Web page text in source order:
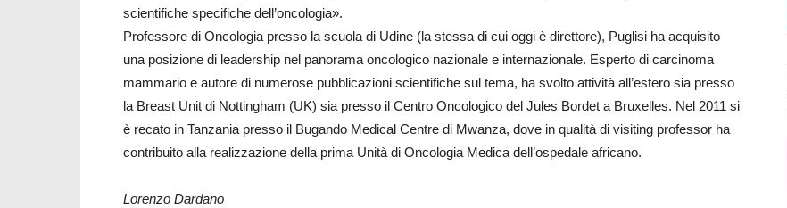
scientifiche specifiche dell’oncologia».
Professore di Oncologia presso la scuola di Udine (la stessa di cui oggi è direttore), Puglisi ha acquisito
una posizione di leadership nel panorama oncologico nazionale e internazionale. Esperto di carcinoma
mammario e autore di numerose pubblicazioni scientifiche sul tema, ha svolto attività all’estero sia presso
la Breast Unit di Nottingham (UK) sia presso il Centro Oncologico del Jules Bordet a Bruxelles. Nel 2011 si
è recato in Tanzania presso il Bugando Medical Centre di Mwanza, dove in qualità di visiting professor ha
contribuito alla realizzazione della prima Unità di Oncologia Medica dell’ospedale africano.
Lorenzo Dardano